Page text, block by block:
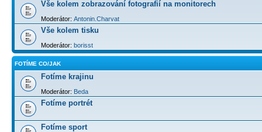
Vše kolem zobrazování fotografií na monitorech
Moderátor: Antonin.Charvat
Vše kolem tisku
Moderátor: borisst
FOTÍME CO/JAK
Fotíme krajinu
Moderátor: Beda
Fotíme portrét
Fotíme sport